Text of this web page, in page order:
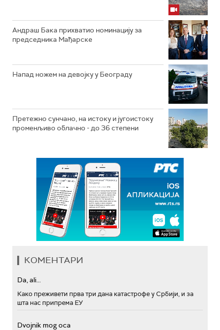
Андраш Бака прихватио номинацију за
председника Мађарске
Напад ножем на девојку у Београду
Претежно сунчано, на истоку и југоистоку
променљиво облачно - до 36 степени
КОМЕНТАРИ
Da, ali...
Како преживети прва три дана катастрофе у Србији, и за
шта нас припрема ЕУ
Dvojnik mog oca